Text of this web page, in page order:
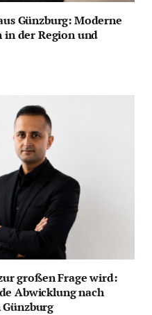
Günzburg: Moderne
in der Region und
großen Frage wird:
Abwicklung nach